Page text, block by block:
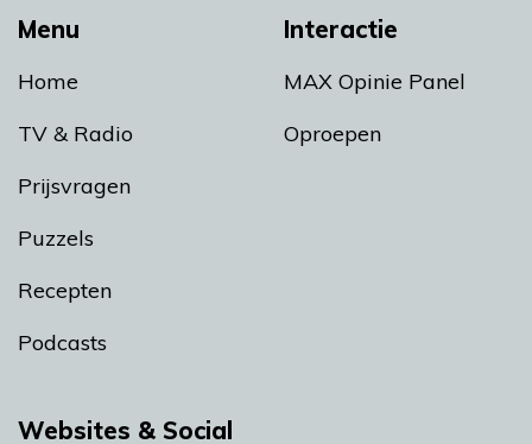
Menu
Home
TV & Radio
Prijsvragen
Puzzels
Recepten
Podcasts
Interactie
MAX Opinie Panel
Oproepen
Websites & Social